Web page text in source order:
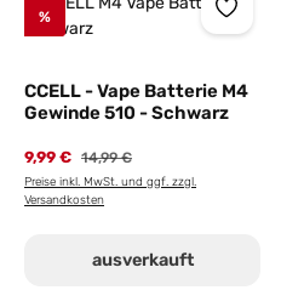
%
CCELL - Vape Batterie M4
Gewinde 510 - Schwarz
9,99 € Regulärer Preis:
14,99 €
Preise inkl. MwSt. und ggf. zzgl.
Versandkosten
ausverkauft